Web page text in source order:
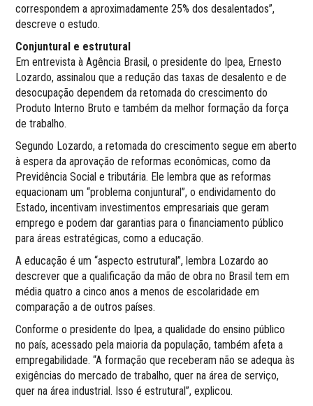
correspondem a aproximadamente 25% dos desalentados”,
descreve o estudo.
Conjuntural e estrutural
Em entrevista à Agência Brasil, o presidente do Ipea, Ernesto
Lozardo, assinalou que a redução das taxas de desalento e de
desocupação dependem da retomada do crescimento do
Produto Interno Bruto e também da melhor formação da força
de trabalho.
Segundo Lozardo, a retomada do crescimento segue em aberto
à espera da aprovação de reformas econômicas, como da
Previdência Social e tributária. Ele lembra que as reformas
equacionam um “problema conjuntural”, o endividamento do
Estado, incentivam investimentos empresariais que geram
emprego e podem dar garantias para o financiamento público
para áreas estratégicas, como a educação.
A educação é um “aspecto estrutural”, lembra Lozardo ao
descrever que a qualificação da mão de obra no Brasil tem em
média quatro a cinco anos a menos de escolaridade em
comparação a de outros países.
Conforme o presidente do Ipea, a qualidade do ensino público
no país, acessado pela maioria da população, também afeta a
empregabilidade. “A formação que receberam não se adequa às
exigências do mercado de trabalho, quer na área de serviço,
quer na área industrial. Isso é estrutural”, explicou.